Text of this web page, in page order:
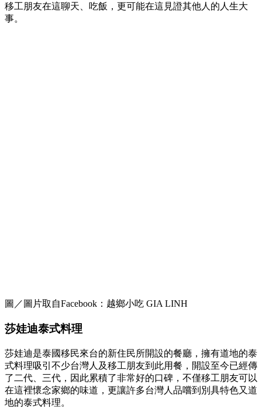
移工朋友在這聊天、吃飯，更可能在這見證其他人的人生大
事。
圖／圖片取自Facebook：越鄉小吃 GIA LINH
莎娃迪泰式料理
莎娃迪是泰國移民來台的新住民所開設的餐廳，擁有道地的泰
式料理吸引不少台灣人及移工朋友到此用餐，開設至今已經傳
了二代、三代，因此累積了非常好的口碑，不僅移工朋友可以
在這裡懷念家鄉的味道，更讓許多台灣人品嚐到別具特色又道
地的泰式料理。